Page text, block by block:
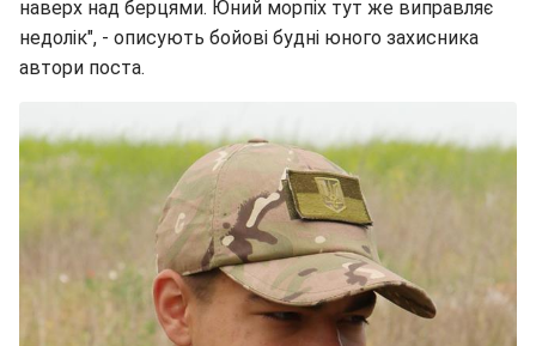
наверх над берцями. Юний морпіх тут же виправляє
недолік", - описують бойові будні юного захисника
автори поста.